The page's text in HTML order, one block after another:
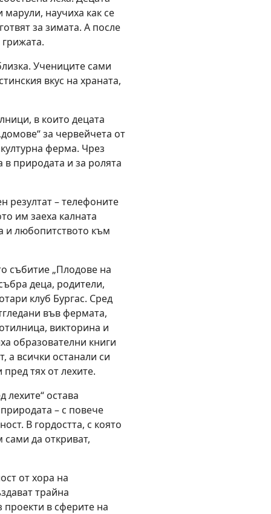
марули, научиха как се
за зимата. А после
Учениците сами
вкус на храната,
в които децата
за червейчета от
ферма. Чрез
в природата и за ролята
резултат – телефоните
им заеха калната
и любопитството към
събитие „Плодове на
деца, родители,
клуб Бургас. Сред
във фермата,
викторина и
образователни книги
а всички останали си
тях от лехите.
лехите“ остава
– с повече
В гордостта, с която
сами да откриват,
от хора на
трайна
в сферите на